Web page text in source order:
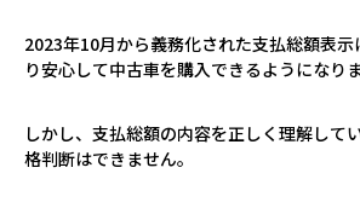
2023年10月から義務化された支払総額表示
り安心して中古車を購入できるようになりま
しかし、支払総額の内容を正しく理解して
格判断はできません。